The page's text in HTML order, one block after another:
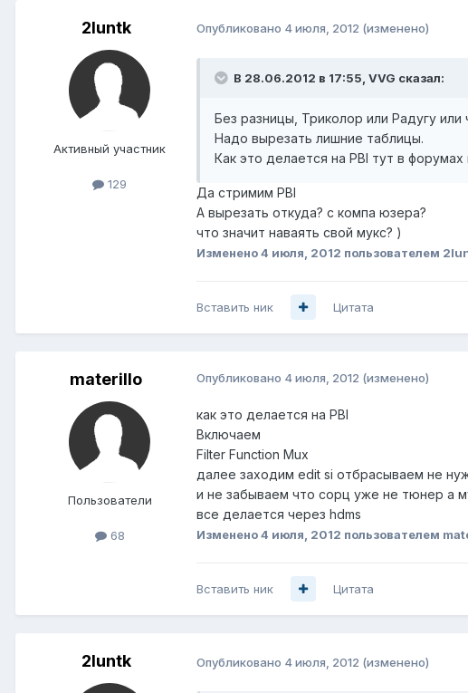
2luntk
Активный участник
129
Опубликовано 4 июля, 2012 (изменено)
В 28.06.2012 в 17:55, VVG сказал:
Без разницы, Триколор или Радугу
Надо вырезать лишние таблицы.
Как это делается на PBI тут в
Да стримим PBI
А вырезать откуда? с компа юзера?
что значит наваять свой мукс? )
Изменено4 июля, 2012 пользователем
Вставить ник Цитата
materillo
Пользователи
68
Опубликовано 4 июля, 2012 (изменено)
как это делается на PBI
Включаем
Filter Function Mux
далее заходим edit si отбрасываем не
и не забываем что сорц уже не тюнер а
все делается через hdms
Изменено4 июля, 2012 пользователем
Вставить ник Цитата
2luntk Опубликовано 4 июля, 2012 (изменено)